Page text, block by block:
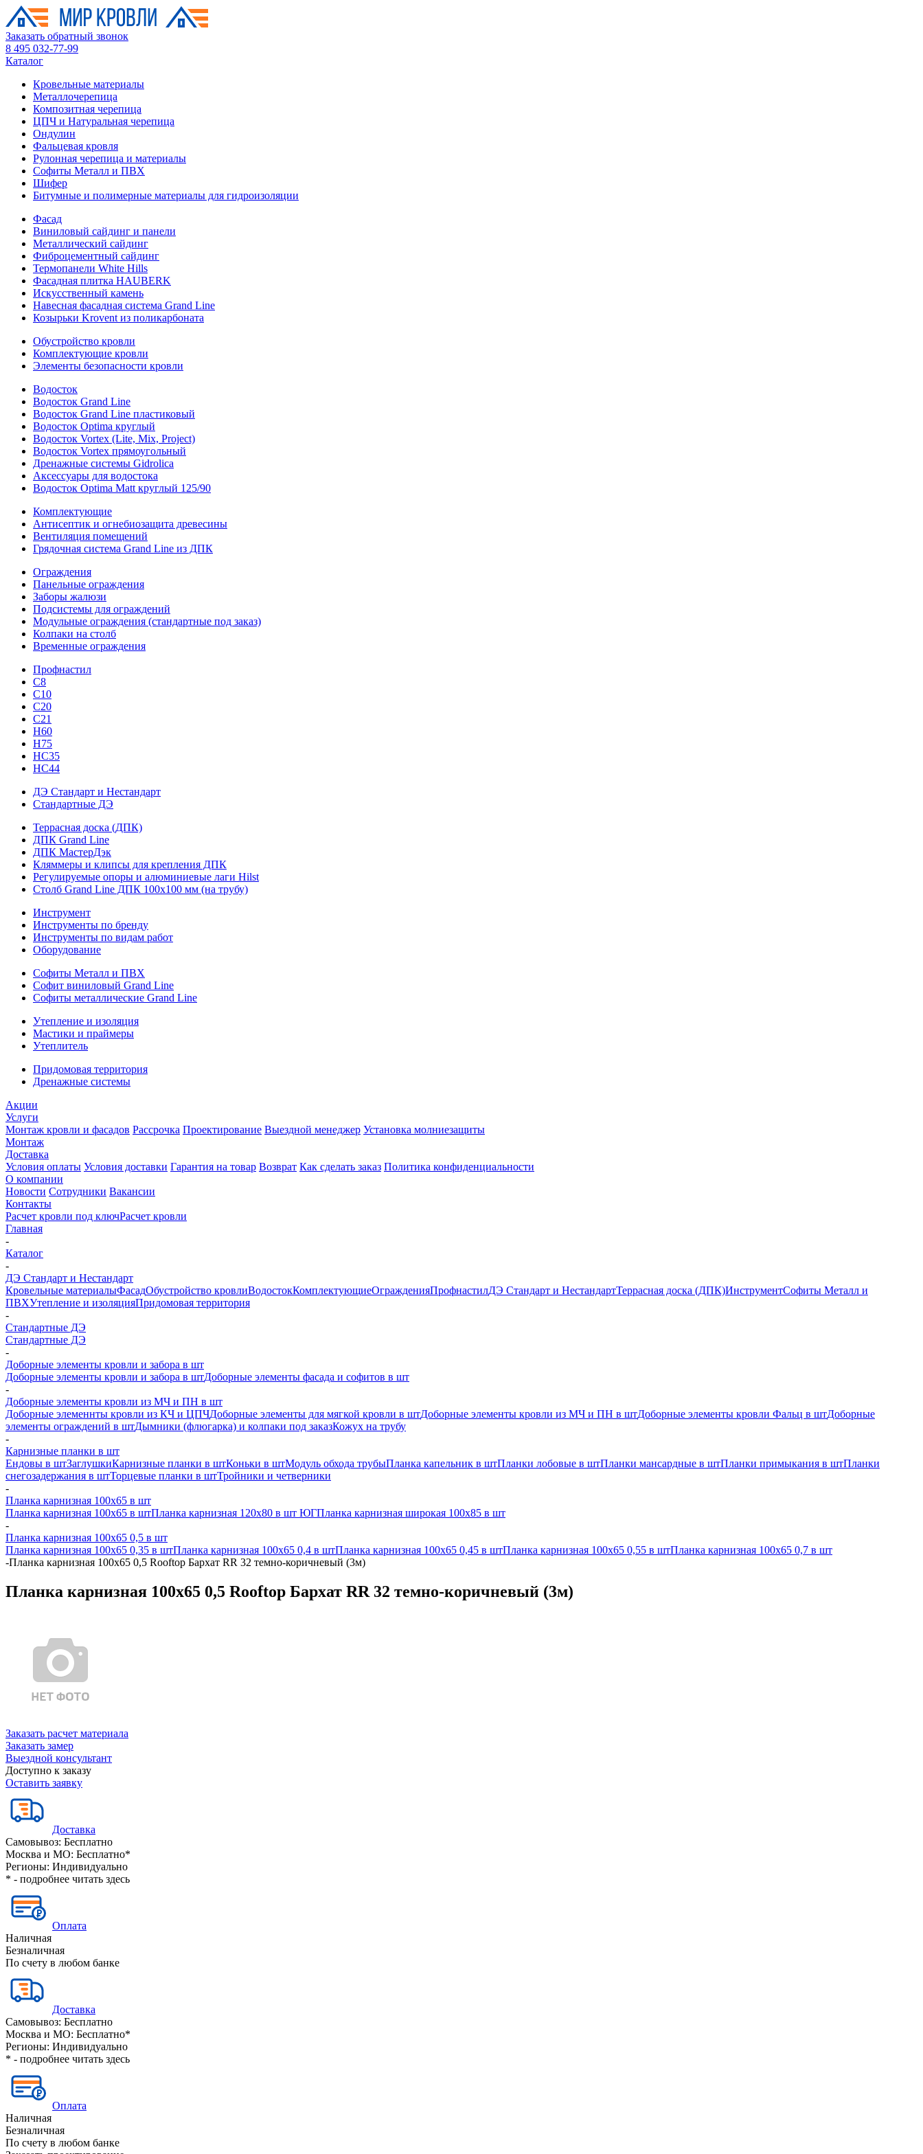
Заказать обратный звонок
8 495 032-77-99
Каталог
Кровельные материалы
Металлочерепица
Композитная черепица
ЦПЧ и Натуральная черепица
Ондулин
Фальцевая кровля
Рулонная черепица и материалы
Софиты Металл и ПВХ
Шифер
Битумные и полимерные материалы для гидроизоляции
Фасад
Виниловый сайдинг и панели
Металлический сайдинг
Фиброцементный сайдинг
Термопанели White Hills
Фасадная плитка HAUBERK
Искусственный камень
Навесная фасадная система Grand Line
Козырьки Krovent из поликарбоната
Обустройство кровли
Комплектующие кровли
Элементы безопасности кровли
Водосток
Водосток Grand Line
Водосток Grand Line пластиковый
Водосток Optima круглый
Водосток Vortex (Lite, Mix, Project)
Водосток Vortex прямоугольный
Дренажные системы Gidrolica
Аксессуары для водостока
Водосток Optima Matt круглый 125/90
Комплектующие
Антисептик и огнебиозащита древесины
Вентиляция помещений
Грядочная система Grand Line из ДПК
Ограждения
Панельные ограждения
Заборы жалюзи
Подсистемы для ограждений
Модульные ограждения (стандартные под заказ)
Колпаки на столб
Временные ограждения
Профнастил
С8
С10
С20
С21
H60
H75
HС35
НС44
ДЭ Стандарт и Нестандарт
Стандартные ДЭ
Террасная доска (ДПК)
ДПК Grand Line
ДПК МастерДэк
Кляммеры и клипсы для крепления ДПК
Регулируемые опоры и алюминиевые лаги Hilst
Столб Grand Line ДПК 100х100 мм (на трубу)
Инструмент
Инструменты по бренду
Инструменты по видам работ
Оборудование
Софиты Металл и ПВХ
Софит виниловый Grand Line
Софиты металлические Grand Line
Утепление и изоляция
Мастики и праймеры
Утеплитель
Придомовая территория
Дренажные системы
Акции
Услуги
Монтаж кровли и фасадов Рассрочка Проектирование Выездной менеджер Установка молниезащиты
Монтаж
Доставка
Условия оплаты Условия доставки Гарантия на товар Возврат Как сделать заказ Политика конфиденциальности
О компании
Новости Сотрудники Вакансии
Контакты
Расчет кровли под ключРасчет кровли
Главная
-
Каталог
-
ДЭ Стандарт и Нестандарт
Кровельные материалыФасадОбустройство кровлиВодостокКомплектующиеОгражденияПрофнастилДЭ Стандарт и НестандартТеррасная доска (ДПК)ИнструментСофиты Металл и
ПВХУтепление и изоляцияПридомовая территория
-
Стандартные ДЭ
Стандартные ДЭ
-
Доборные элементы кровли и забора в шт
Доборные элементы кровли и забора в штДоборные элементы фасада и софитов в шт
-
Доборные элементы кровли из МЧ и ПН в шт
Доборные элеменнты кровли из КЧ и ЦПЧДоборные элементы для мягкой кровли в штДоборные элементы кровли из МЧ и ПН в штДоборные элементы кровли Фальц в штДоборные
элементы ограждений в штДымники (флюгарка) и колпаки под заказКожух на трубу
-
Карнизные планки в шт
Ендовы в штЗаглушкиКарнизные планки в штКоньки в штМодуль обхода трубыПланка капельник в штПланки лобовые в штПланки мансардные в штПланки примыкания в штПланки
снегозадержания в штТорцевые планки в штТройники и четверники
-
Планка карнизная 100х65 в шт
Планка карнизная 100х65 в штПланка карнизная 120х80 в шт ЮГПланка карнизная широкая 100х85 в шт
-
Планка карнизная 100х65 0,5 в шт
Планка карнизная 100х65 0,35 в штПланка карнизная 100х65 0,4 в штПланка карнизная 100х65 0,45 в штПланка карнизная 100х65 0,55 в штПланка карнизная 100х65 0,7 в шт
-Планка карнизная 100х65 0,5 Rooftop Бархат RR 32 темно-коричневый (3м)
Планка карнизная 100х65 0,5 Rooftop Бархат RR 32 темно-коричневый (3м)
Заказать расчет материала
Заказать замер
Выездной консультант
Доступно к заказу
Оставить заявку
Доставка
Самовывоз: Бесплатно
Москва и МО: Бесплатно*
Регионы: Индивидуально
* - подробнее читать здесь
Оплата
Наличная
Безналичная
По счету в любом банке
Доставка
Самовывоз: Бесплатно
Москва и МО: Бесплатно*
Регионы: Индивидуально
* - подробнее читать здесь
Оплата
Наличная
Безналичная
По счету в любом банке